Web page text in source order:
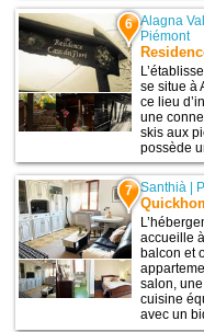
6 Alagna
Piémont
se situe à
ce lieu
une
skis aux
possède
7 Santhià
accueille
balcon et
salon,
cuisine
avec un